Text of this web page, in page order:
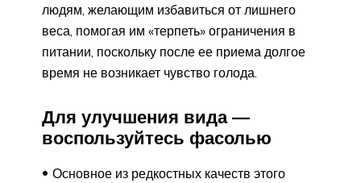
людям, желающим избавиться от лишнего
веса, помогая им «терпеть» ограничения в
питании, поскольку после ее приема долгое
время не возникает чувство голода.
Для улучшения вида —
воспользуйтесь фасолью
Основное из редкостных качеств этого